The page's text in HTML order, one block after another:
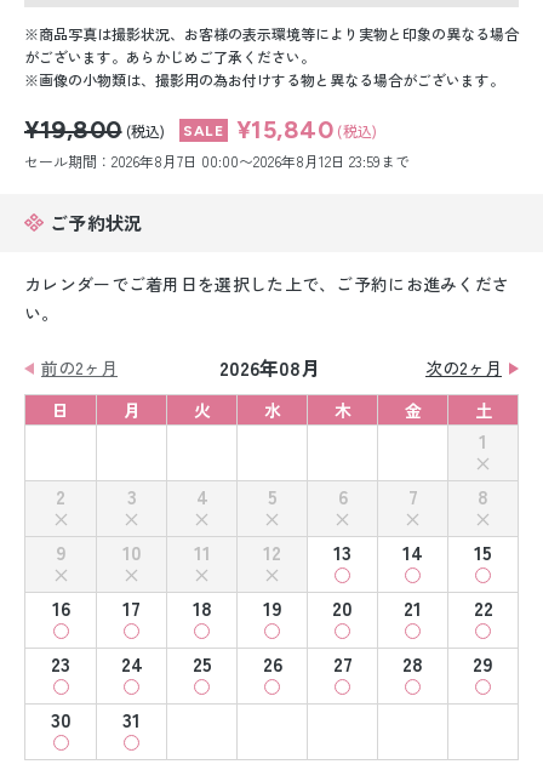
スーツレンタル
色打掛&紋付袴レンタル
白無垢&紋付袴レンタル
商品写真は撮影状況、お客様の表示環境等により実物と印象の異なる場合
がございます。あらかじめご了承ください。
画像の小物類は、撮影用の為お付けする物と異なる場合がございます。
¥19,800 (税込) ¥15,840 (税込)
セール期間：2026年8月7日 00:00〜2026年8月12日 23:59まで
ご予約状況
カレンダーでご着用日を選択した上で、ご予約にお進みくださ
い。
前の2ヶ月 2026年08月
次の2ヶ月
日
月 火 水 木 金 土
1
2
3 4 5 6 7
8
9
10 11 12 13 14
15
16
17 18 19 20 21
22
23
24 25 26 27 28
29
30
31